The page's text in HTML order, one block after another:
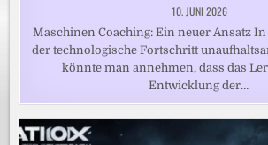
10. JUNI 2026
Maschinen Coaching: Ein neuer Ansatz
der technologische Fortschritt
könnte man annehmen, dass das
Entwicklung der…